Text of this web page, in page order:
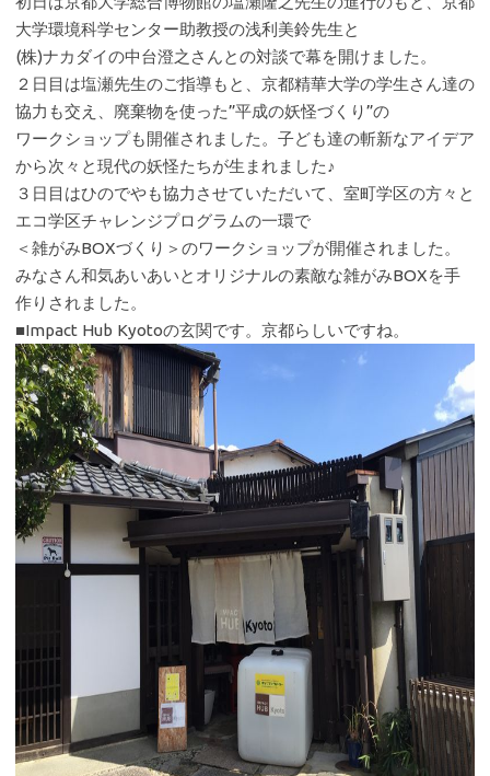
大学環境科学センター助教授の浅利美鈴先生と
(株)ナカダイの中台澄之さんとの対談で幕を開けました。
２日目は塩瀬先生のご指導もと、京都精華大学の学生さん達の
協力も交え、廃棄物を使った”平成の妖怪づくり”の
ワークショップも開催されました。子ども達の斬新なアイデア
から次々と現代の妖怪たちが生まれました♪
３日目はひのでやも協力させていただいて、室町学区の方々と
エコ学区チャレンジプログラムの一環で
＜雑がみBOXづくり＞のワークショップが開催されました。
みなさん和気あいあいとオリジナルの素敵な雑がみBOXを手
作りされました。
■Impact Hub Kyotoの玄関です。京都らしいですね。